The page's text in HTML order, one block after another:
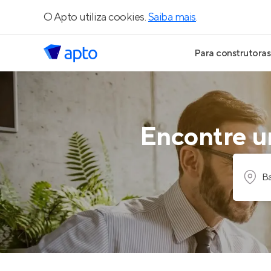
O Apto utiliza cookies.Saiba mais.
Para construtoras
Geração de
Geração de
Geração de
Maiores
Parcerias
Anunciar
Encontre